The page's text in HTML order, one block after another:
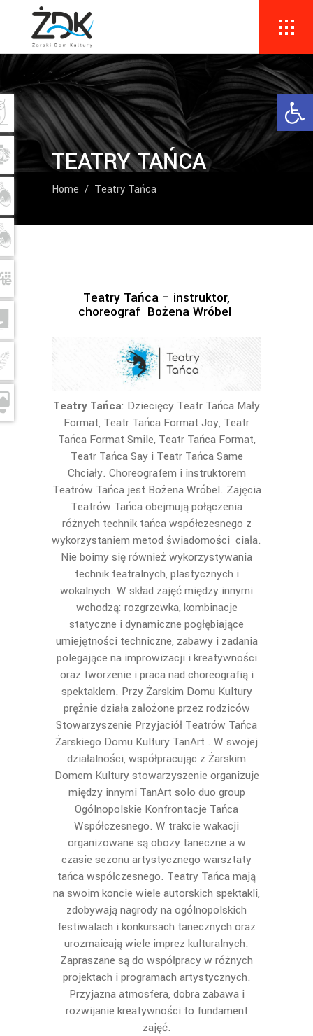
TEATRY TAŃCA
Home / Teatry Tańca
Teatry Tańca – instruktor,
choreograf Bożena Wróbel
Teatry Tańca: Dziecięcy Teatr Tańca Mały
Format, Teatr Tańca Format Joy, Teatr
Tańca Format Smile, Teatr Tańca Format,
Teatr Tańca Say i Teatr Tańca Same
Chciały. Choreografem i instruktorem
Teatrów Tańca jest Bożena Wróbel. Zajęcia
Teatrów Tańca obejmują połączenia
różnych technik tańca współczesnego z
wykorzystaniem metod świadomości ciała.
Nie boimy się również wykorzystywania
technik teatralnych, plastycznych i
wokalnych. W skład zajęć między innymi
wchodzą: rozgrzewka, kombinacje
statyczne i dynamiczne pogłębiające
umiejętności techniczne, zabawy i zadania
polegające na improwizacji i kreatywności
oraz tworzenie i praca nad choreografią i
spektaklem. Przy Żarskim Domu Kultury
prężnie działa założone przez rodziców
Stowarzyszenie Przyjaciół Teatrów Tańca
Żarskiego Domu Kultury TanArt . W swojej
działalności, współpracując z Żarskim
Domem Kultury stowarzyszenie organizuje
między innymi TanArt solo duo group
Ogólnopolskie Konfrontacje Tańca
Współczesnego. W trakcie wakacji
organizowane są obozy taneczne a w
czasie sezonu artystycznego warsztaty
tańca współczesnego. Teatry Tańca mają
na swoim koncie wiele autorskich spektakli,
zdobywają nagrody na ogólnopolskich
festiwalach i konkursach tanecznych oraz
urozmaicają wiele imprez kulturalnych.
Zapraszane są do współpracy w różnych
projektach i programach artystycznych.
Przyjazna atmosfera, dobra zabawa i
rozwijanie kreatywności to fundament
zajęć.